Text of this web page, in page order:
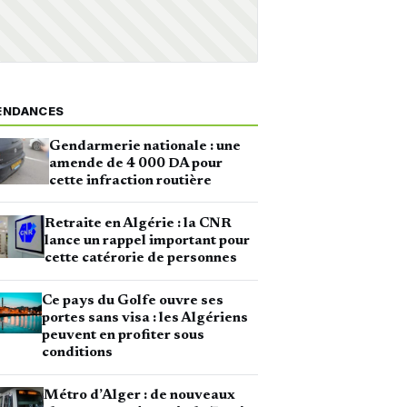
Gendarmerie nationale : une
amende de 4 000 DA pour
cette infraction routière
Retraite en Algérie : la CNR
lance un rappel important pour
cette catérorie de personnes
Ce pays du Golfe ouvre ses
portes sans visa : les Algériens
peuvent en profiter sous
conditions
Métro d’Alger : de nouveaux